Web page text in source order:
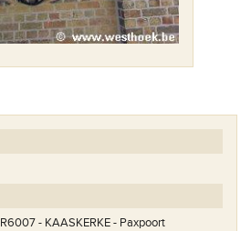
R6007 - KAASKERKE - Paxpoort